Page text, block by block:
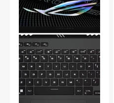
15.6WQHD/R7-
6800HS/3060/16GB/1024SSD
(GA503RM)